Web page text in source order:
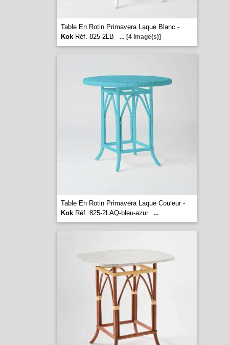
Table En Rotin Primavera Laque Blanc -
KokRéf. 825-2LB ... [4 image(s)]
Table En Rotin Primavera Laque Couleur -
KokRéf. 825-2LAQ-bleu-azur ...